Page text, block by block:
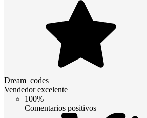
Dream_codes
Vendedor excelente
100%
Comentarios positivos